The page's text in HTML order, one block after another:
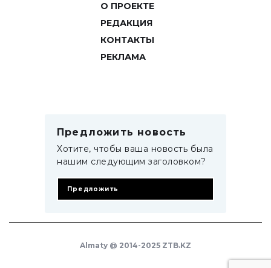
О ПРОЕКТЕ
РЕДАКЦИЯ
КОНТАКТЫ
РЕКЛАМА
Предложить новость
Хотите, чтобы ваша новость была
нашим следующим заголовком?
Предложить
Almaty @ 2014-2025 ZTB.KZ